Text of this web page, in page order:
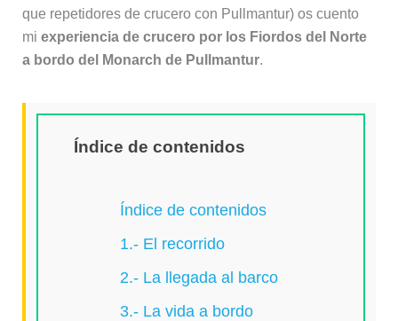
que repetidores de crucero con Pullmantur) os cuento
mi experiencia de crucero por los Fiordos del Norte
a bordo del Monarch de Pullmantur.
Índice de contenidos
Índice de contenidos
1.- El recorrido
2.- La llegada al barco
3.- La vida a bordo